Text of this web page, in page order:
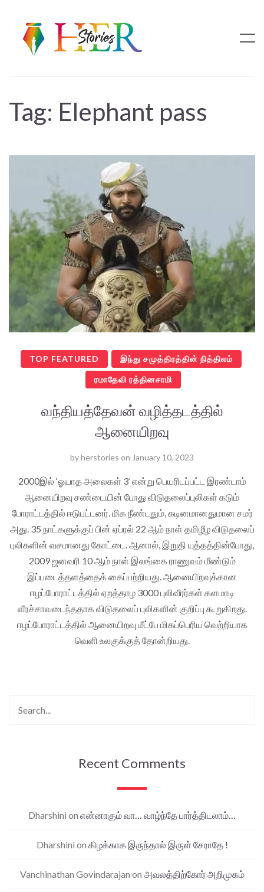
Tag: Elephant pass
TOP FEATURED இந்து சமுத்திரத்தின் நித்திலம்
ரமாதேவி ரத்தினசாமி
வந்தியத்தேவன் வழித்தடத்தில்
ஆனையிறவு
byherstories on January 10, 2023
2000இல் ‘ஓயாத அலைகள் 3’ என்று பெயரிடப்பட்ட இரண்டாம்
ஆனையிறவு சண்டையின் போது விடுதலைப்புலிகள் கடும்
போராட்டத்தில் ஈடுபட்டனர். மிக நீண்டதும், கடினமானதுமான சமர்
அது. 35 நாட்களுக்குப் பின் ஏப்ரல் 22 ஆம் நாள் தமிழீழ விடுதலைப்
புலிகளின் வசமானது கோட்டை. ஆனால், இறுதி யுத்தத்தின்போது,
2009 ஜனவரி 10 ஆம் நாள் இலங்கை ராணுவம் மீண்டும்
இப்படைத்தளத்தைக் கைப்பற்றியது. ஆனையிறவுக்கான
ஈழப்போராட்டத்தில் ஏறத்தாழ 3000 புலிவீரர்கள் களமாடி
வீரச்சாவடைந்ததாக விடுதலைப் புலிகளின் குறிப்பு கூறுகிறது.
ஈழப்போராட்டத்தில் ஆனையிறவு மீட்பே மிகப்பெரிய வெற்றியாக
வெளி உலகுக்குத் தோன்றியது.
Recent Comments
Dharshini on என்னாகும் வா… வாழ்ந்தே பார்த்திடலாம்…
Dharshini on கிழக்காக இருந்தால் இருள் சேராதே !
Vanchinathan Govindarajan on அவலத்திற்கோர் அறிமுகம்